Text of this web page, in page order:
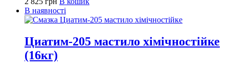
В наявності
Циатим-205 мастило хімічностійке
(16кг)